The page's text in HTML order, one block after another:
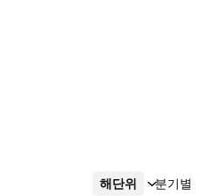
해단위 분기별
더보기